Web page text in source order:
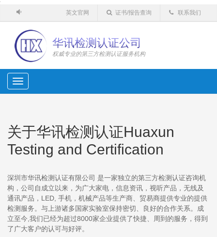
'
英文官网 证书/报告查询 联系我们
华讯检测认证公司
权威专业的第三方检测认证服务机构
Toggle
navigation
关于华讯检测认证Huaxun
Testing and Certification
深圳市华讯检测认证有限公司 是一家独立的第三方检测认证咨询机
构，公司自成立以来，为广大家电，信息资讯，视听产品，无线及
通讯产品，LED, 手机，机械产品等生产商、贸易商提供专业的提供
检测服务。与上游诸多国家实验室保持密切、良好的合作关系。成
立至今,我们已经为超过8000家企业提供了快捷、周到的服务，得到
了广大客户的认可与好评。